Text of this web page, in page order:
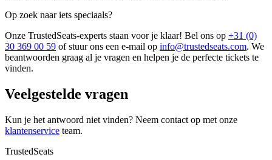
Op zoek naar iets speciaals?
Onze TrustedSeats-experts staan voor je klaar! Bel ons op +31 (0)
30 369 00 59 of stuur ons een e-mail op info@trustedseats.com. We
beantwoorden graag al je vragen en helpen je de perfecte tickets te
vinden.
Veelgestelde vragen
Kun je het antwoord niet vinden? Neem contact op met onze
klantenservice team.
TrustedSeats